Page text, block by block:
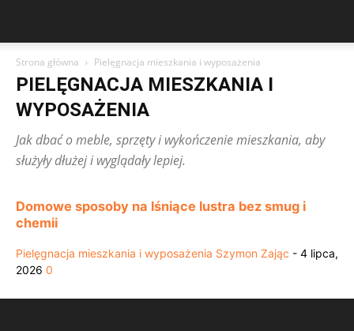
Strona główna Pielęgnacja mieszkania i wyposażenia
PIELĘGNACJA MIESZKANIA I
WYPOSAŻENIA
Jak dbać o meble, sprzęty i wykończenie mieszkania, aby
służyły dłużej i wyglądały lepiej.
Domowe sposoby na lśniące lustra bez smug i
chemii
Pielęgnacja mieszkania i wyposażenia Szymon Zając - 4 lipca,
2026 0